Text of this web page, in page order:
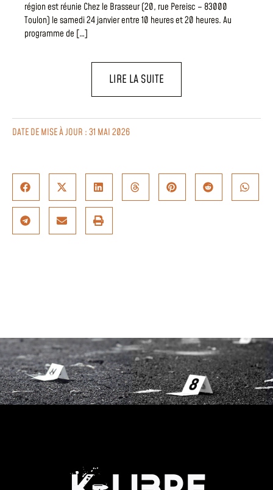
région est réunie Chez le Brasseur (20, rue Pereisc – 83000
Toulon) le samedi 24 janvier entre 10 heures et 20 heures. Au
programme de […]
LIRE LA SUITE
DATE DE MISE À JOUR : 31 MAI 2026